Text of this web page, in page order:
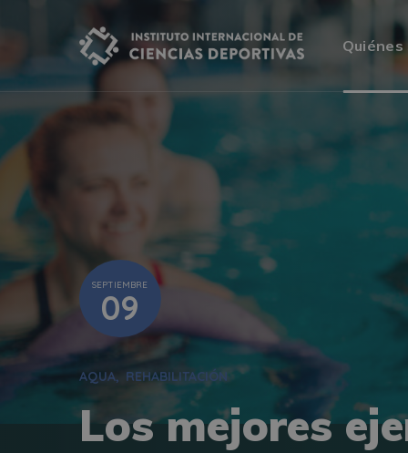
Quiénes
SEPTIEMBRE
09
AQUA REHABILITACIÓN
Los mejores